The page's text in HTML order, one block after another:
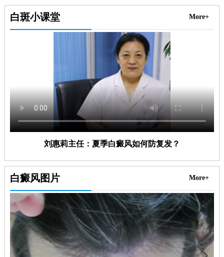
白斑小课堂 More+
刘惠莉主任：夏季白癜风如何防复发？
白癜风图片 More+